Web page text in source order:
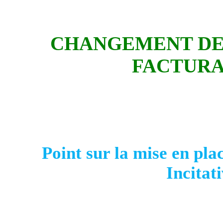
CHANGEMENT
Point sur la mise en